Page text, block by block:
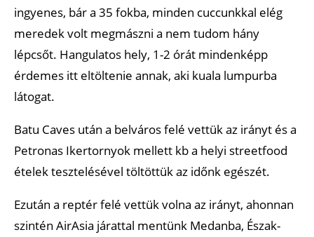
ingyenes, bár a 35 fokba, minden cuccunkkal elég
meredek volt megmászni a nem tudom hány
lépcsőt. Hangulatos hely, 1-2 órát mindenképp
érdemes itt eltöltenie annak, aki kuala lumpurba
látogat.
Batu Caves után a belváros felé vettük az irányt és a
Petronas Ikertornyok mellett kb a helyi streetfood
ételek tesztelésével töltöttük az időnk egészét.
Ezután a reptér felé vettük volna az irányt, ahonnan
szintén AirAsia járattal mentünk Medanba, Észak-